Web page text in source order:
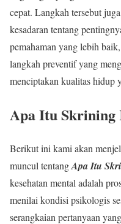
cepat. Langkah tersebut
kesadaran tentang
pemahaman yang lebih
langkah preventif yang
menciptakan kualitas hidup
Apa Itu Skrining
Berikut ini kami akan
muncul tentangApa Itu
kesehatan mental adalah
menilai kondisi psikologis
serangkaian pertanyaan